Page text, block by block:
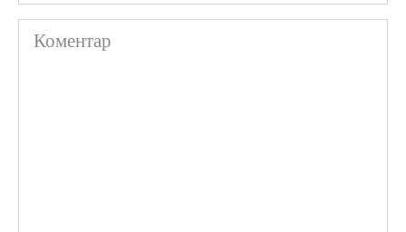
Коментар